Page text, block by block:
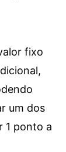
fixo
um dos
1 ponto a